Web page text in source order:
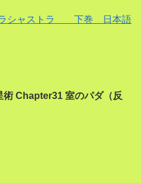
ラシャストラ 下巻 日本語
Chapter31 室のパダ（反